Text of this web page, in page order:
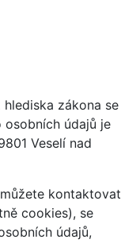
zákona se
osobních údajů je
Veselí nad
kontaktovat
cookies), se
údajů,